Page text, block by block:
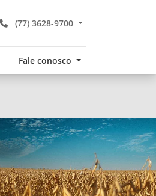
(77) 3628-9700
Fale conosco